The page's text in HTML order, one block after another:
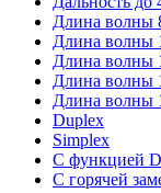
Длина волны
Длина волны
Длина волны
Длина волны
Длина волны
Duplex
Simplex
С функцией
С горячей